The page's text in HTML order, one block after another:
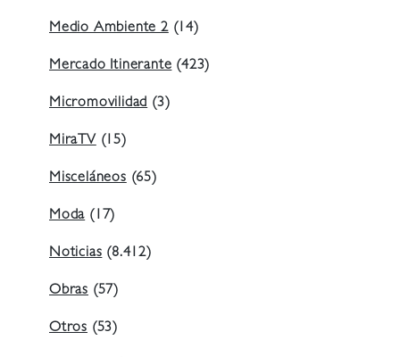
Medio Ambiente 2(14)
Mercado Itinerante (423)
Micromovilidad (3)
MiraTV (15)
Misceláneos (65)
Moda (17)
Noticias (8.412)
Obras (57)
Otros (53)